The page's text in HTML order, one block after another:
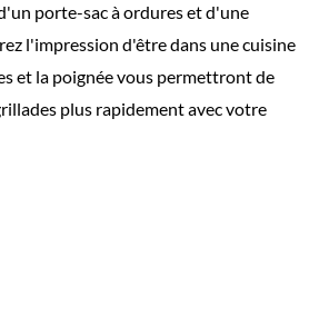
porte-sac à ordures et d'une
l'impression d'être dans une cuisine
et la poignée vous permettront de
plus rapidement avec votre